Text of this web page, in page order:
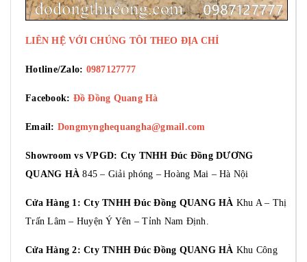
LIÊN HỆ VỚI CHÚNG TÔI THEO ĐỊA CHỈ
Hotline/Zalo: 0987127777
Facebook: Đồ Đồng Quang Hà
Email: Dongmynghequangha@gmail.com
Showroom vs VPGD: Cty TNHH Đúc Đồng DƯƠNG
QUANG HÀ 845 – Giải phóng – Hoàng Mai – Hà Nội
Cửa Hàng 1: Cty TNHH Đúc Đồng QUANG HÀ Khu A – Thị
Trấn Lâm – Huyện Ý Yên – Tỉnh Nam Định.
Cửa Hàng 2: Cty TNHH Đúc Đồng QUANG HÀ Khu Công